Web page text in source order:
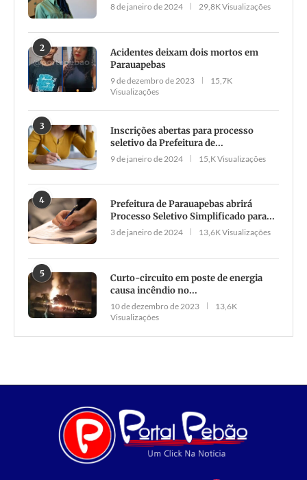
8 de janeiro de 2024 29,8K Visualizações
2
Acidentes deixam dois mortos em
Parauapebas
9 de dezembro de 2023
15,7K
Visualizações
3
Inscrições abertas para processo
seletivo da Prefeitura de...
9 de janeiro de 2024 15,K Visualizações
4
Prefeitura de Parauapebas abrirá
Processo Seletivo Simplificado para...
3 de janeiro de 2024 13,6K Visualizações
5
Curto-circuito em poste de energia
causa incêndio no...
10 de dezembro de 2023
13,6K
Visualizações